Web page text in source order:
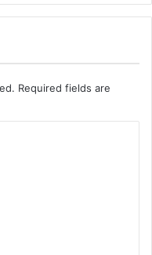
Required fields are